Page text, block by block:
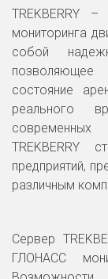
TREKBERRY
мониторинга
собой
состояние
реального
современных
TREKBERRY
предприятий,
различным
Сервер
ГЛОНАСС